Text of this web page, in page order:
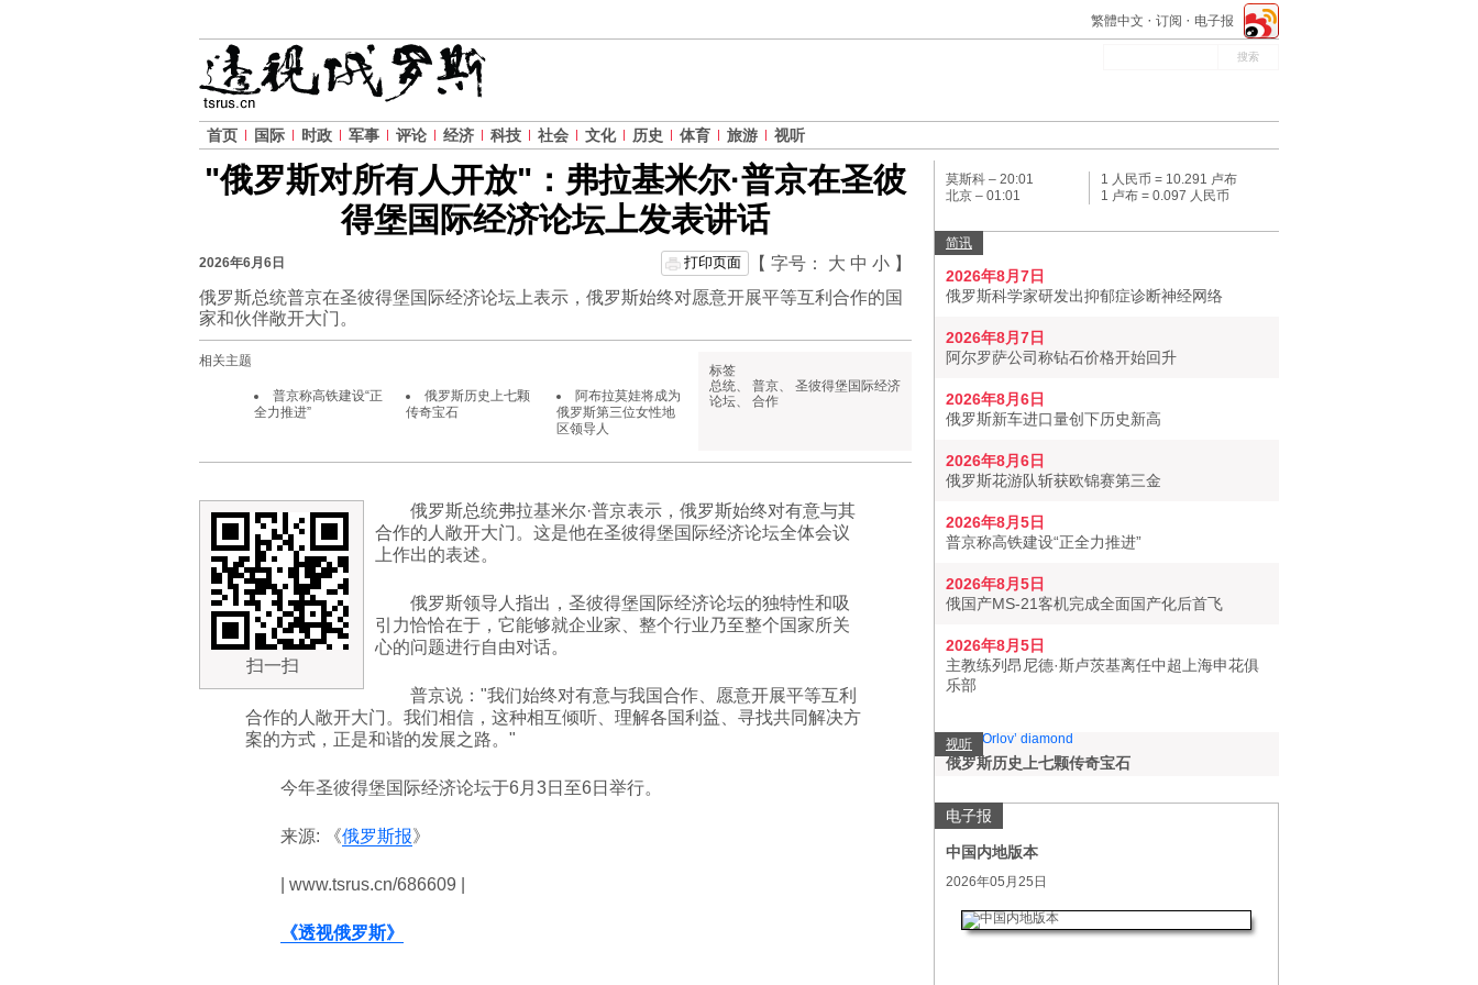
繁體中文 订阅 电子报
首页 国际 时政 军事 评论 经济 科技 社会 文化 历史 体育 旅游 视听
"俄罗斯对所有人开放"：弗拉基米尔·普京在圣彼
得堡国际经济论坛上发表讲话
2026年6月6日 【 字号： 大 中 小 】
打印页面
俄罗斯总统普京在圣彼得堡国际经济论坛上表示，俄罗斯始终对愿意开展平等互利合作的国
家和伙伴敞开大门。
相关主题
普京称高铁建设“正
全力推进”
俄罗斯历史上七颗
传奇宝石
阿布拉莫娃将成为
俄罗斯第三位女性地
区领导人
标签
总统、 普京、 圣彼得堡国际经济
论坛、 合作
扫一扫
俄罗斯总统弗拉基米尔·普京表示，俄罗斯始终对有意与其
合作的人敞开大门。这是他在圣彼得堡国际经济论坛全体会议
上作出的表述。
俄罗斯领导人指出，圣彼得堡国际经济论坛的独特性和吸
引力恰恰在于，它能够就企业家、整个行业乃至整个国家所关
心的问题进行自由对话。
普京说："我们始终对有意与我国合作、愿意开展平等互利
合作的人敞开大门。我们相信，这种相互倾听、理解各国利益、寻找共同解决方
案的方式，正是和谐的发展之路。"
今年圣彼得堡国际经济论坛于6月3日至6日举行。
来源: 《俄罗斯报》
| www.tsrus.cn/686609 |
《透视俄罗斯》
莫斯科 – 20:01
北京 – 01:01
1 人民币 = 10.291 卢布
1 卢布 = 0.097 人民币
简讯
2026年8月7日
俄罗斯科学家研发出抑郁症诊断神经网络
2026年8月7日
阿尔罗萨公司称钻石价格开始回升
2026年8月6日
俄罗斯新车进口量创下历史新高
2026年8月6日
俄罗斯花游队斩获欧锦赛第三金
2026年8月5日
普京称高铁建设“正全力推进”
2026年8月5日
俄国产MS-21客机完成全面国产化后首飞
2026年8月5日
主教练列昂尼德·斯卢茨基离任中超上海申花俱
乐部
视听
俄罗斯历史上七颗传奇宝石
电子报
中国内地版本
2026年05月25日